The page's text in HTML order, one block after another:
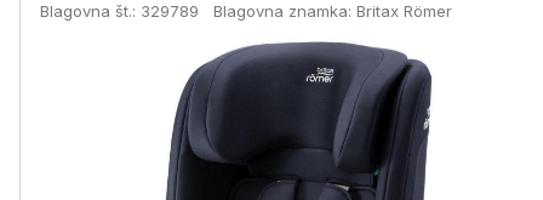
Blagovna št.: 329789 Blagovna znamka: Britax Römer